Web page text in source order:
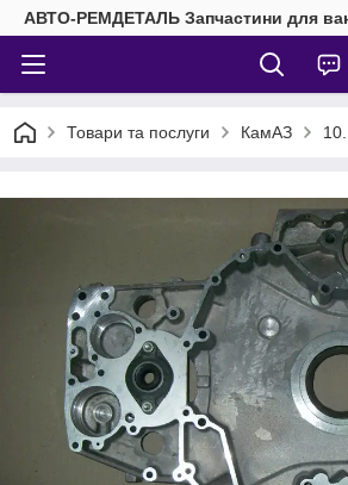
АВТО-РЕМДЕТАЛЬ Запчастини для
Товари та послуги КамАЗ